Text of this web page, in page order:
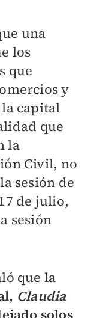
una
los
que
y
capital
que
la
Civil, no
sesión de
de julio,
sesión
que la
Claudia